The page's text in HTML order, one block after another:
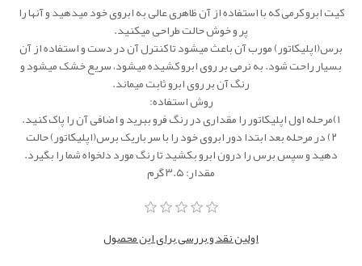
کیت ابرو کرمی که با استفاده از آن ظاهری عالی به ابروی خود میدهید و آنها را
پر و خوش حالت طراحی میکنید.
برس(اپلیکاتور) مورب آن باعث میشود تا کنترل آن در دست و استفاده از آن
بسیار راحت شود. به نرمی بر روی ابرو کشیده میشود، سریع خشک میشود و
رنگ آن بر روی ابرو ثابت میماند.
روش استفاده:
۱)مرحله اول اپلیکاتور را مقداری در رنگ فرو ببرید و اضافی آن را پاک کنید.
۲) در مرحله بعد ابتدا دور ابروی خود را با سر باریک برس(اپلیکاتور) حالت
دهید و سپس برس را درون ابرو بکشید تا رنگ مورد دلخواه شما را بگیرد.
مقدار: ۳.۵ گرم
اولین نقد و بررسی برای این محصول